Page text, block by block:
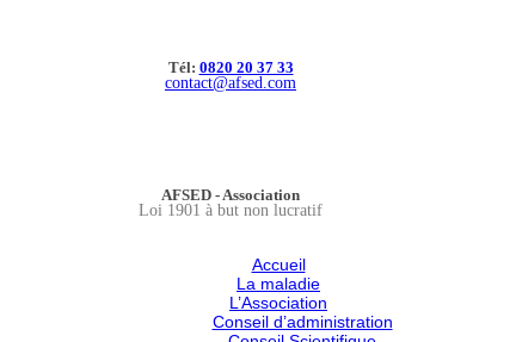
Tél: 0820 20 37 33
contact@afsed.com
AFSED - Association
Loi 1901 à but non lucratif
Accueil
La maladie
L’Association
Conseil d’administration